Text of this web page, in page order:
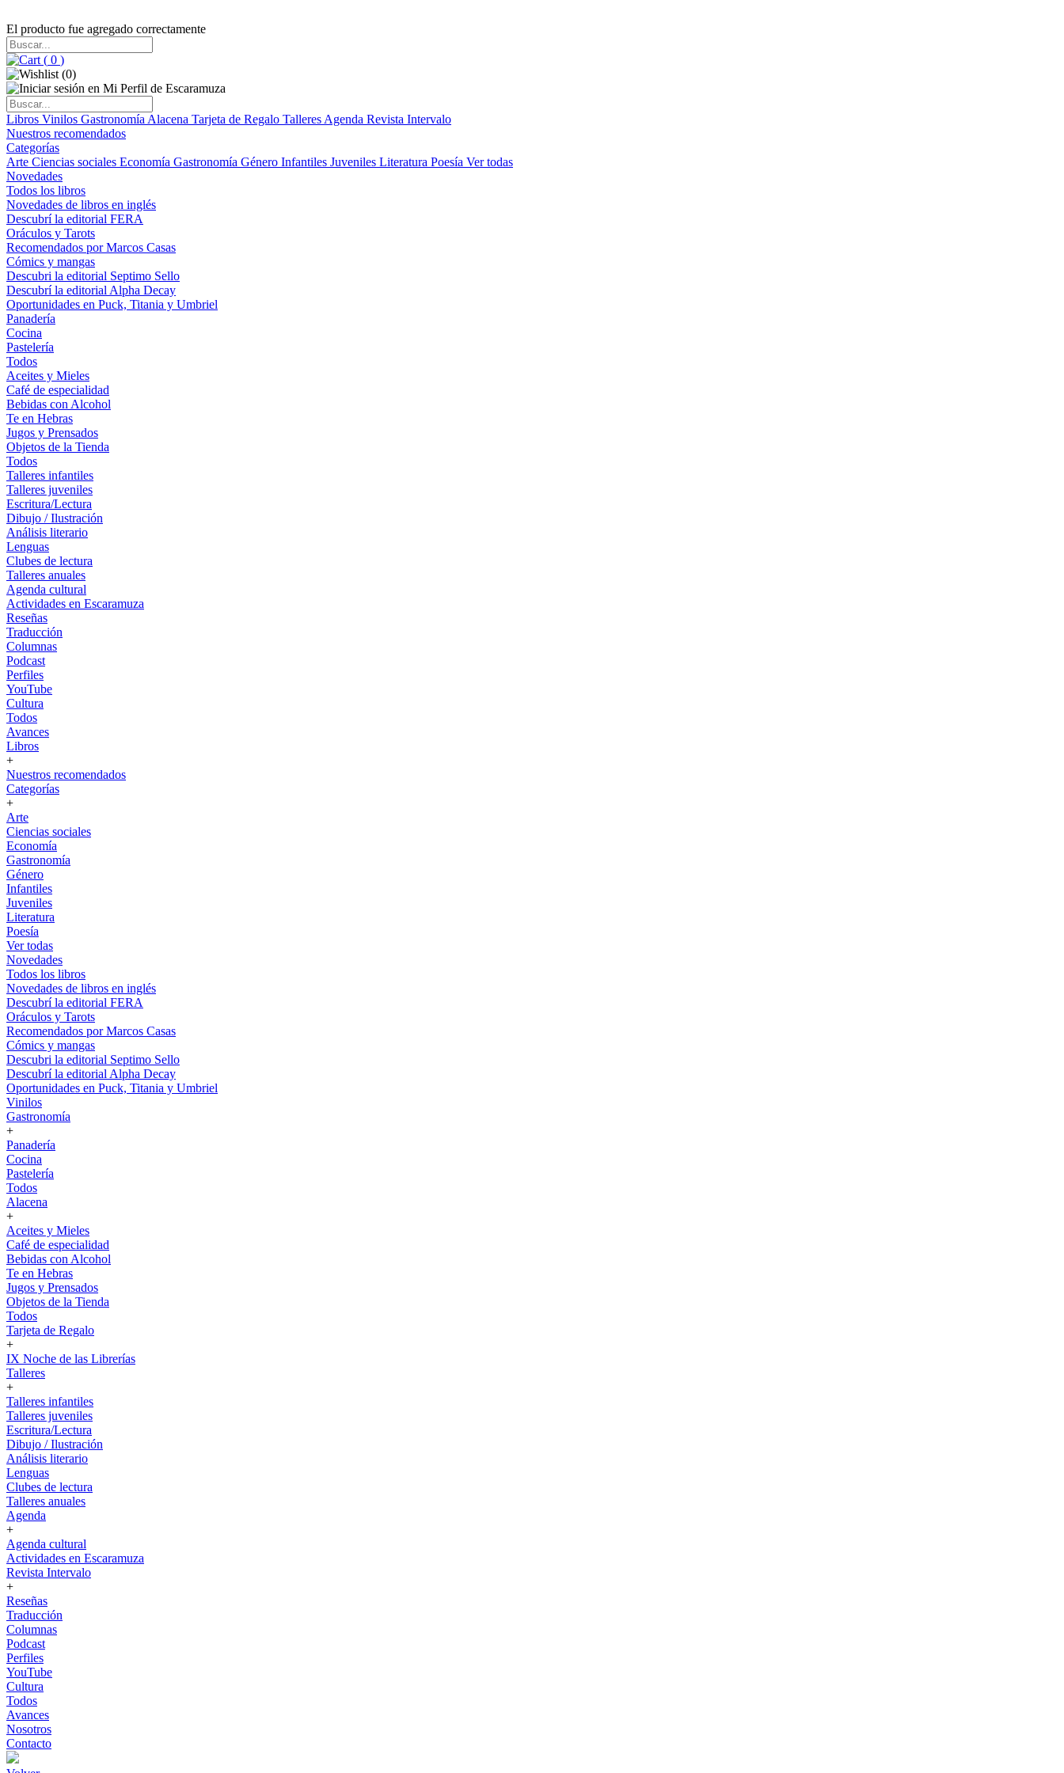
El producto fue agregado correctamente
( 0 )
(0)
Libros Vinilos Gastronomía Alacena Tarjeta de Regalo Talleres Agenda Revista Intervalo
Nuestros recomendados
Categorías
Arte Ciencias sociales Economía Gastronomía Género Infantiles Juveniles Literatura Poesía Ver todas
Novedades
Todos los libros
Novedades de libros en inglés
Descubrí la editorial FERA
Oráculos y Tarots
Recomendados por Marcos Casas
Cómics y mangas
Descubri la editorial Septimo Sello
Descubrí la editorial Alpha Decay
Oportunidades en Puck, Titania y Umbriel
Panadería
Cocina
Pastelería
Todos
Aceites y Mieles
Café de especialidad
Bebidas con Alcohol
Te en Hebras
Jugos y Prensados
Objetos de la Tienda
Todos
Talleres infantiles
Talleres juveniles
Escritura/Lectura
Dibujo / Ilustración
Análisis literario
Lenguas
Clubes de lectura
Talleres anuales
Agenda cultural
Actividades en Escaramuza
Reseñas
Traducción
Columnas
Podcast
Perfiles
YouTube
Cultura
Todos
Avances
Libros
+
Nuestros recomendados
Categorías
+
Arte
Ciencias sociales
Economía
Gastronomía
Género
Infantiles
Juveniles
Literatura
Poesía
Ver todas
Novedades
Todos los libros
Novedades de libros en inglés
Descubrí la editorial FERA
Oráculos y Tarots
Recomendados por Marcos Casas
Cómics y mangas
Descubri la editorial Septimo Sello
Descubrí la editorial Alpha Decay
Oportunidades en Puck, Titania y Umbriel
Vinilos
Gastronomía
+
Panadería
Cocina
Pastelería
Todos
Alacena
+
Aceites y Mieles
Café de especialidad
Bebidas con Alcohol
Te en Hebras
Jugos y Prensados
Objetos de la Tienda
Todos
Tarjeta de Regalo
+
IX Noche de las Librerías
Talleres
+
Talleres infantiles
Talleres juveniles
Escritura/Lectura
Dibujo / Ilustración
Análisis literario
Lenguas
Clubes de lectura
Talleres anuales
Agenda
+
Agenda cultural
Actividades en Escaramuza
Revista Intervalo
+
Reseñas
Traducción
Columnas
Podcast
Perfiles
YouTube
Cultura
Todos
Avances
Nosotros
Contacto